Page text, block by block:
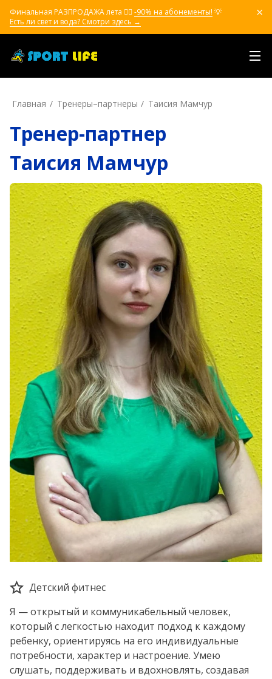
Финальная РАЗПРОДАЖА лета ❤️‍🔥 -90% на абонементы! 💡
Есть ли свет и вода? Смотри здесь →
Главная Тренеры–пapтнepы Таисия Мамчур
Тренер-партнер
Таисия Мамчур
Детский фитнес
Я — открытый и коммуникабельный человек,
который с легкостью находит подход к каждому
ребенку, ориентируясь на его индивидуальные
потребности, характер и настроение. Умею
слушать, поддерживать и вдохновлять, создавая